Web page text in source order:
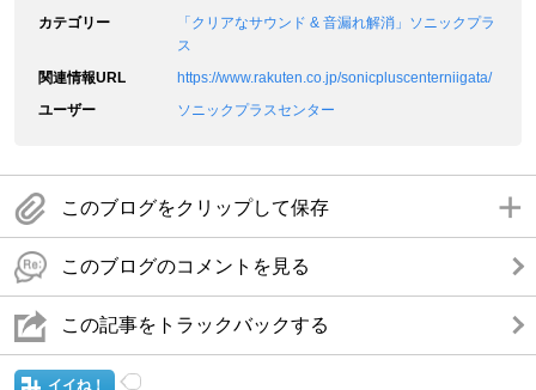
カテゴリー
「クリアなサウンド & 音漏れ解消」ソニックプラ
ス
関連情報URL
https://www.rakuten.co.jp/sonicpluscenterniigata/
ユーザー
ソニックプラスセンター
このブログをクリップして保存
このブログのコメントを見る
この記事をトラックバックする
イイね！